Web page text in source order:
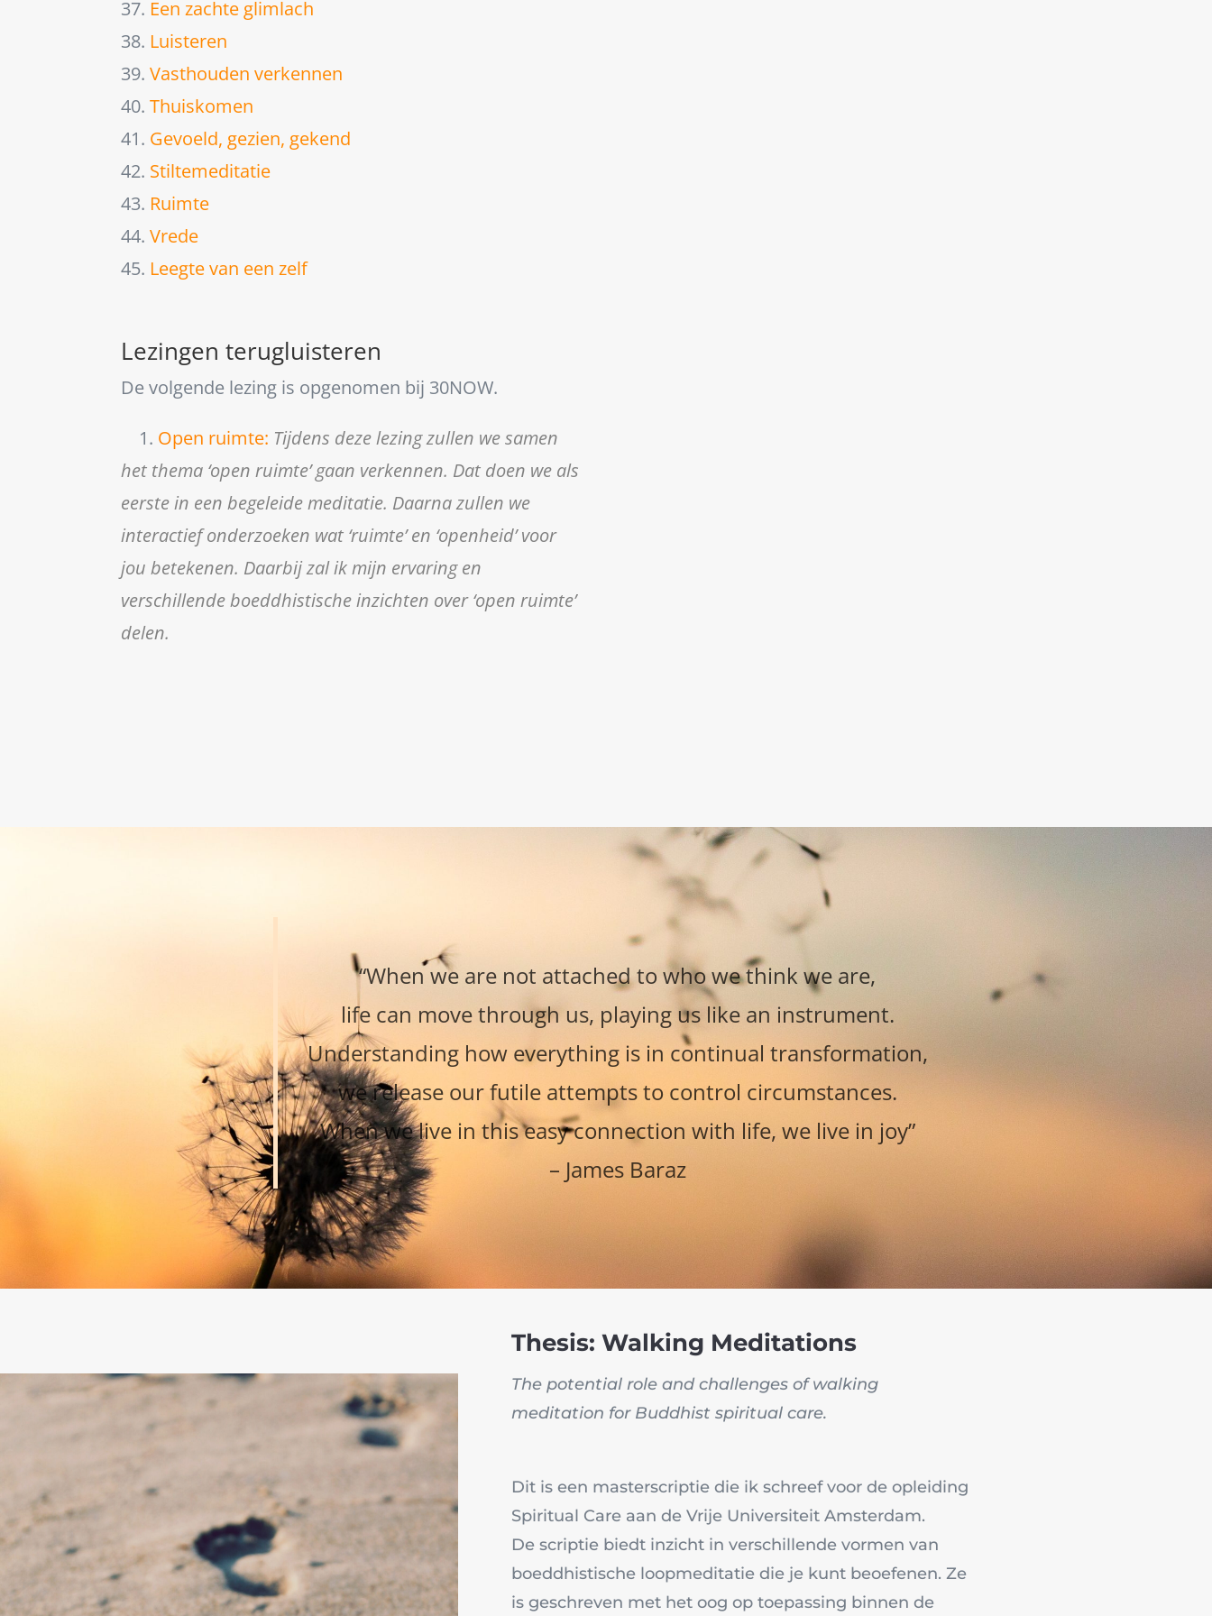
37. Een zachte glimlach
38. Luisteren
39.Vasthouden verkennen
40.Thuiskomen
41. Gevoeld, gezien, gekend
42. Stiltemeditatie
43. Ruimte
44.Vrede
45. Leegte van een zelf
Lezingen terugluisteren
De volgende lezing is opgenomen bij 30NOW.
1. Open ruimte: Tijdens deze lezing zullen we samen
het thema ‘open ruimte’ gaan verkennen. Dat doen we als
eerste in een begeleide meditatie. Daarna zullen we
interactief onderzoeken wat ‘ruimte’ en ‘openheid’ voor
jou betekenen. Daarbij zal ik mijn ervaring en
verschillende boeddhistische inzichten over ‘open ruimte’
delen.
“When we are not attached to who we think we are,
life can move through us, playing us like an instrument.
Understanding how everything is in continual transformation,
we release our futile attempts to control circumstances.
When we live in this easy connection with life, we live in joy”
– James Baraz
Thesis: Walking Meditations
The potential role and challenges of walking
meditation for Buddhist spiritual care.
Dit is een masterscriptie die ik schreef voor de opleiding
Spiritual Care aan de Vrije Universiteit Amsterdam.
De scriptie biedt inzicht in verschillende vormen van
boeddhistische loopmeditatie die je kunt beoefenen. Ze
is geschreven met het oog op toepassing binnen de